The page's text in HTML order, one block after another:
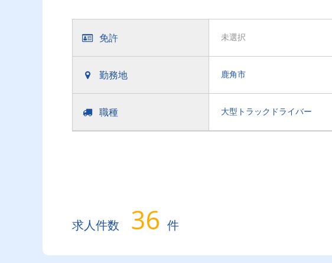
免許 未選択
勤務地 鹿角市
職種 大型トラックドライバー
求人件数 36 件